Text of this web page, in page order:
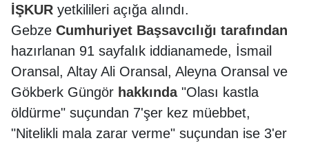
İŞKUR yetkilileri açığa alındı.
Gebze Cumhuriyet Başsavcılığı tarafından
hazırlanan 91 sayfalık iddianamede, İsmail
Oransal, Altay Ali Oransal, Aleyna Oransal ve
Gökberk Güngör hakkında"Olası kastla
öldürme" suçundan 7'şer kez müebbet,
"Nitelikli mala zarar verme" suçundan ise 3'er